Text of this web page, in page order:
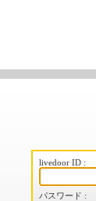
livedoor ID :
パスワード :